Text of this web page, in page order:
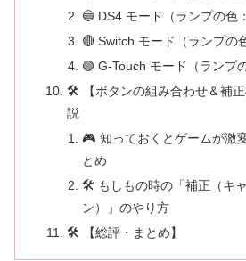
🔵 DS4 モード（ランプの色
🔴 Switch モード（ランプの
🟢 G-Touch モード（ランプ
🛠️ 【ボタンの組み合わせ＆補
説
🎮 知っておくとゲームが激
とめ
🛠️ もしもの時の「補正（キ
ン）」のやり方
🛠️ 【総評・まとめ】